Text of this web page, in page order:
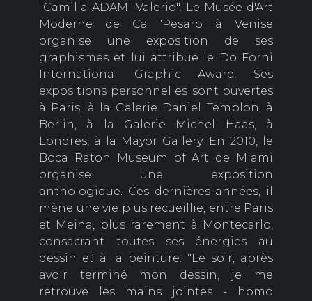
"Camilla ADAMI Valerio". Le Musée d'Art
Moderne de Ca 'Pesaro à Venise
organise une exposition de ses
graphismes et lui attribue le Do Forni
International Graphic Award. Ses
expositions personnelles sont ouvertes
à Paris, à la Galerie Daniel Templon, à
Berlin, à la Galerie Michel Haas, à
Londres, à la Mayor Gallery. En 2010, le
Boca Raton Museum of Art de Miami
organise une exposition
anthologique. Ces dernières années, il
mène une vie plus recueillie, entre Paris
et Meina, plus rarement à Montecarlo,
consacrant toutes ses énergies au
dessin et à la peinture: "Le soir, après
avoir terminé mon dessin, je me
retrouve les mains jointes - homo